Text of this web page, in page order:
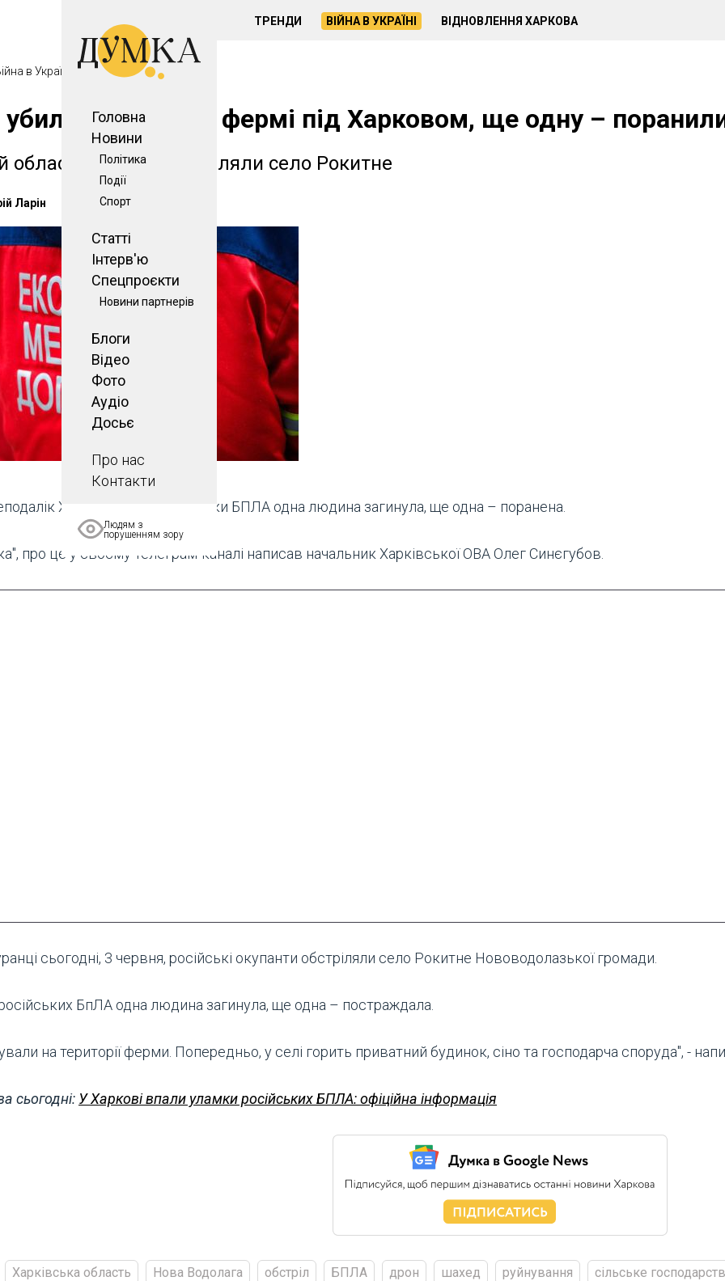
Головна
Новини
Політика
Події
Спорт
Статті
Інтерв'ю
Спецпроєкти
Новини партнерів
Блоги
Відео
Фото
Аудіо
Досьє
Про нас
Контакти
Людям з
порушенням зору
ТРЕНДИ ВІЙНА В УКРАЇНІ ВІДНОВЛЕННЯ ХАРКОВА
в Україні
убили людину на фермі під Харковом, ще одну –
області росіяни обстріляли село Рокитне
Ларін
Харкова внаслідок атаки БПЛА одна людина загинула, ще одна – поранена.
про це у своєму телеграм-каналі написав начальник Харківської ОВА Олег Синєгубов.
сьогодні, 3 червня, російські окупанти обстріляли село Рокитне Нововодолазької громади.
БпЛА одна людина загинула, ще одна – постраждала.
на території ферми. Попередньо, у селі горить приватний будинок, сіно та господарча споруда", -
сьогодні: У Харкові впали уламки російських БПЛА: офіційна інформація
Харківська область Нова Водолага обстріл БПЛА дрон шахед руйнування сільське